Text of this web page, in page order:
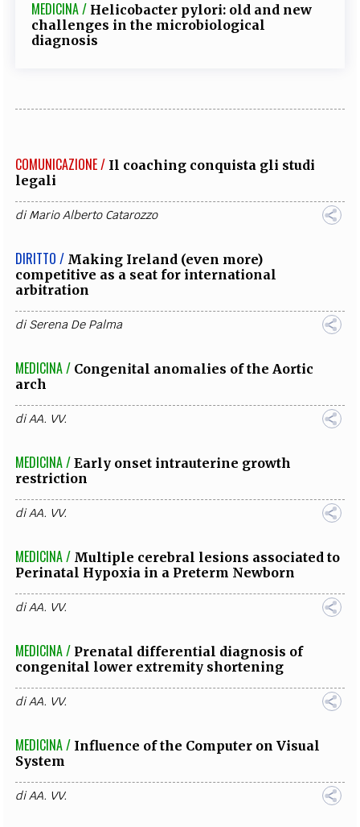
MEDICINA / Helicobacter pylori: old and new
challenges in the microbiological
diagnosis
COMUNICAZIONE / Il coaching conquista gli studi
legali
diMario Alberto Catarozzo
DIRITTO / Making Ireland (even more)
competitive as a seat for international
arbitration
diSerena De Palma
MEDICINA / Congenital anomalies of the Aortic
arch
diAA. VV.
MEDICINA / Early onset intrauterine growth
restriction
diAA. VV.
MEDICINA / Multiple cerebral lesions associated to
Perinatal Hypoxia in a Preterm Newborn
diAA. VV.
MEDICINA / Prenatal differential diagnosis of
congenital lower extremity shortening
diAA. VV.
MEDICINA / Influence of the Computer on Visual
System
diAA. VV.